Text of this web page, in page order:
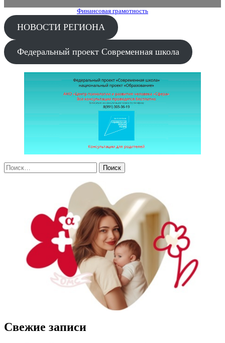
Финансовая грамотность
НОВОСТИ РЕГИОНА
Федеральный проект Современная школа
Свежие записи